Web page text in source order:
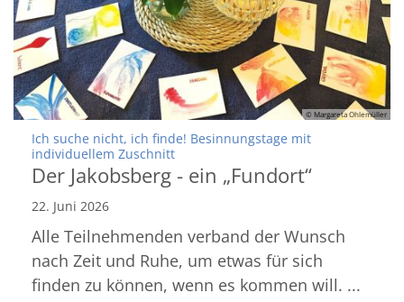
© Margareta Ohlemüller
Ich suche nicht, ich finde! Besinnungstage mit
individuellem Zuschnitt:
Der Jakobsberg - ein „Fundort“
22. Juni 2026
Alle Teilnehmenden verband der Wunsch
nach Zeit und Ruhe, um etwas für sich
finden zu können, wenn es kommen will. ...